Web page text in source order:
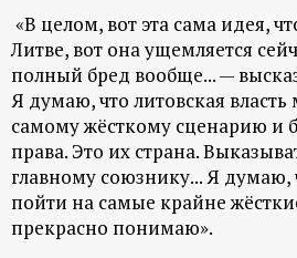
н
н
ы
й
п
«В целом, вот эта сама идея,
Литве, вот она ущемляется
полный бред вообще... —
Я думаю, что литовская
самому жёсткому сценарию и
права. Это их страна.
главному союзнику... Я думаю,
пойти на самые крайне
прекрасно понимаю».